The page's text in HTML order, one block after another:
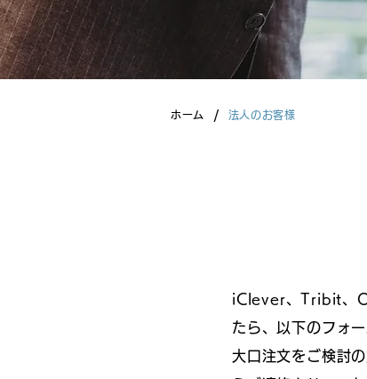
ホーム / 法人のお客様
iClever、Tribit、
たら、以下のフォ
大口注文をご検討